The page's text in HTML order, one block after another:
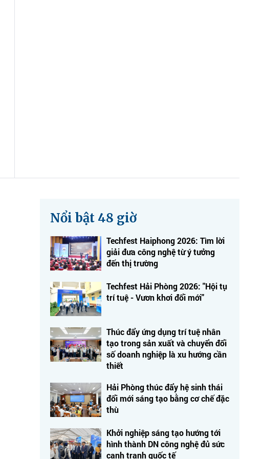
Nổi bật 48 giờ
Techfest Haiphong 2026: Tìm lời
giải đưa công nghệ từ ý tưởng
đến thị trường
Techfest Hải Phòng 2026: "Hội tụ
trí tuệ - Vươn khơi đổi mới"
Thúc đẩy ứng dụng trí tuệ nhân
tạo trong sản xuất và chuyển đổi
số doanh nghiệp là xu hướng cần
thiết
Hải Phòng thúc đẩy hệ sinh thái
đổi mới sáng tạo bằng cơ chế đặc
thù
Khởi nghiệp sáng tạo hướng tới
hình thành DN công nghệ đủ sức
cạnh tranh quốc tế